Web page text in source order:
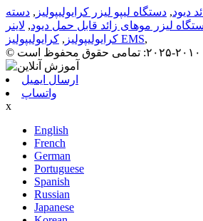
دیود, دستگاه لیپو لیزر کرایولیپولیز , دسته
لیزر موهای زائد قابل حمل دیود, لاینر
کرایولیپولیز , کرایولیپولیز EMS,
ارسال ایمیل
واتساپ
x
English
French
German
Portuguese
Spanish
Russian
Japanese